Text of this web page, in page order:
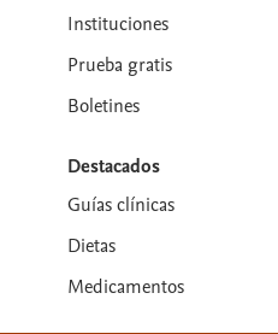
Instituciones
Prueba gratis
Boletines
Destacados
Guías clínicas
Dietas
Medicamentos